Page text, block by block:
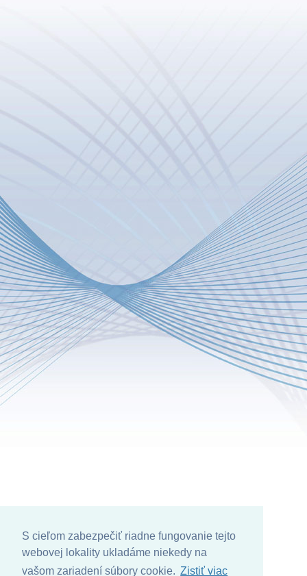
S cieľom zabezpečiť riadne fungovanie tejto
webovej lokality ukladáme niekedy na
vašom zariadení súbory cookie. Zistiť viac